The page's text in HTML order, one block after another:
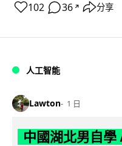
102 36 ↗ 分享
人工智能
Lawton 1 日
中國湖北男自學